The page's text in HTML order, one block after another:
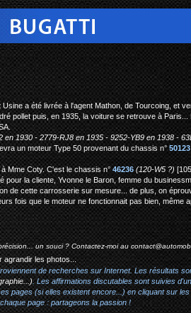
bugatti type 46
a été livrée à l'agent Mathon, de Tourcoing, et
pollet puis, en 1935, la voiture se retrouve à
en 1930 - 2779-RJ8 en 1935 - 9252-YB9 en 1938 -
un moteur Type 50 provenant du chassis n° 50123
Mme Coty. C'est le chassis n° 46236 (120-W5 ?)
pour la cliente, Yvonne le Baron, femme du
de cette carrosserie sur mesure... de plus, on
fois que le moteur ne fonctionnait pas bien, même
un souci ? Contactez-moi au
agrandir les photos...
de recherches sur Internet. Les résultats
. Les affirmations discutables sont suivies
pages (si elles existent encore...) en cliquant sur
page : partageons la passion !